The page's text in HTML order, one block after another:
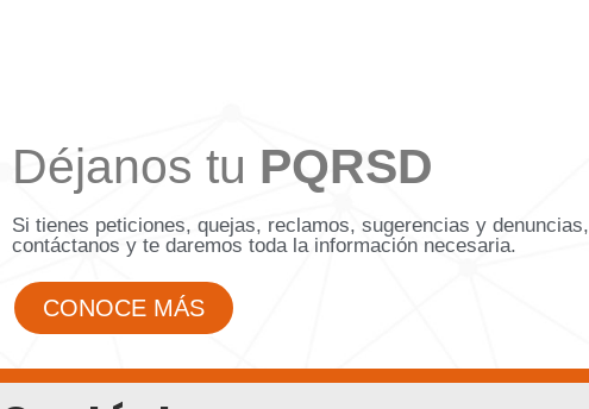
Déjanos tu PQRSD
Si tienes peticiones, quejas, reclamos, sugerencias y denuncias,
contáctanos y te daremos toda la información necesaria.
CONOCE MÁS